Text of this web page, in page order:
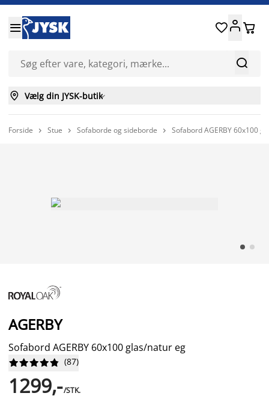


 
 Vælg din JYSK-butik
Forside  Stue  Sofaborde og sideborde  Sofabord AGERBY 60x100
AGERBY
Sofabord AGERBY 60x100 glas/natur eg





 (87)
1299,-/STK.